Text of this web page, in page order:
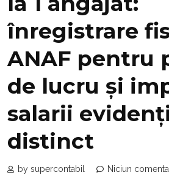
înregistrare
ANAF pentru
de lucru și
salarii
distinct
by supercontabil Niciun